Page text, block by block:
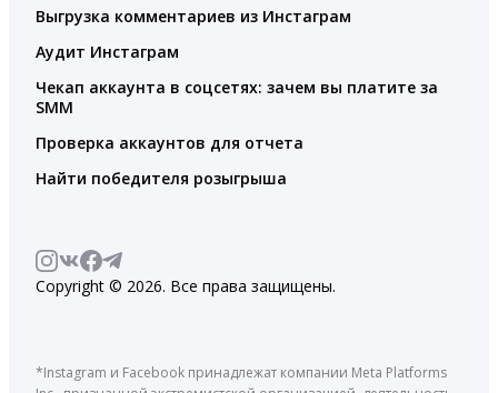
Выгрузка комментариев из Инстаграм
Аудит Инстаграм
Чекап аккаунта в соцсетях: зачем вы платите за
SMM
Проверка аккаунтов для отчета
Найти победителя розыгрыша
Copyright © 2026. Все права защищены.
*Instagram и Facebook принадлежат компании Meta Platforms